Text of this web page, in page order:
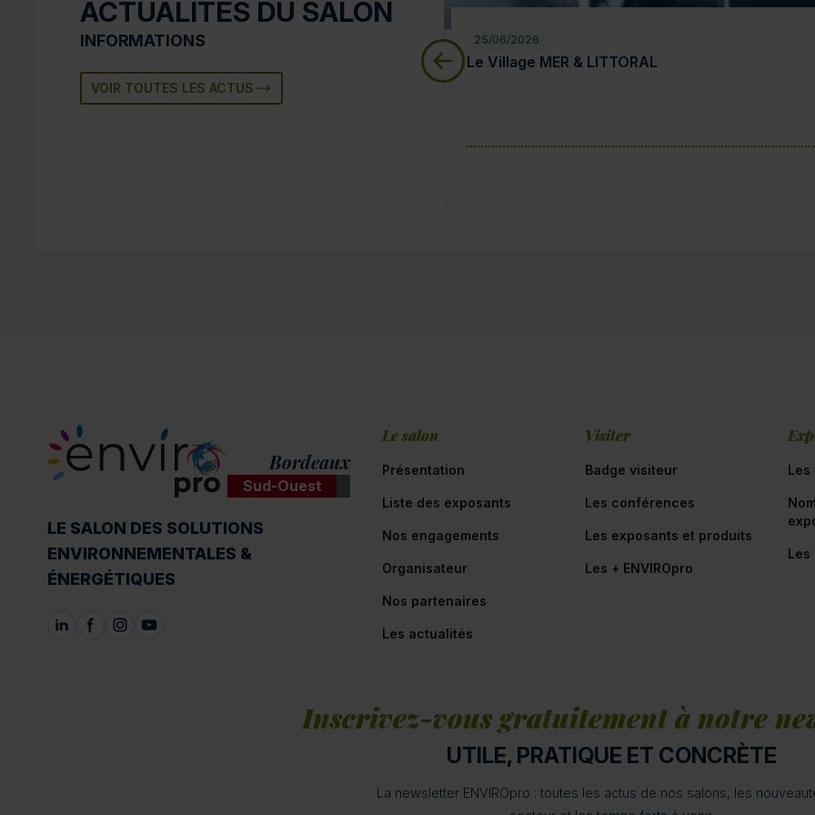
ACTUALITÉS DU SALON
INFORMATIONS
VOIR TOUTES LES ACTUS
25/06/2026
Le Village MER & LITTORAL
Le Village MER & LITTORAL
Bordeaux
Sud-Ouest
LE SALON DES SOLUTIONS
ENVIRONNEMENTALES &
ÉNERGÉTIQUES
Le salon
Présentation
Liste des exposants
Nos engagements
Organisateur
Nos partenaires
Les actualités
Visiter
Badge visiteur
Les conférences
Les exposants et produits
Les + ENVIROpro
Les
Les
Inscrivez-vous gratuitement à notre
UTILE, PRATIQUE ET CONCRÈTE
La newsletter ENVIROpro : toutes les actus de nos salons, les